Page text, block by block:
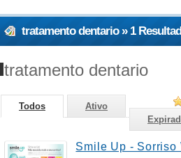
tratamento dentario » 1
tratamento dentario
Todos
Ativo
Smile Up - Sorriso